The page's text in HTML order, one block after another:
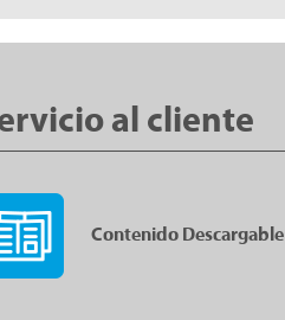
al cliente
Contenido Descargable